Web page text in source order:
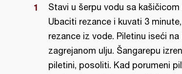
Stavi u šerpu vodu sa kašičicom
Ubaciti rezance i kuvati 3
rezance iz vode. Piletinu iseći
zagrejanom ulju. Šangarepu
piletini, posoliti. Kad porumeni